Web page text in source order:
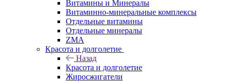
Витамины и Минералы
Витаминно-минеральные комплексы
Отдельные витамины
Отдельные минералы
ZMA
Красота и долголетие
Назад
Красота и долголетие
Жиросжигатели